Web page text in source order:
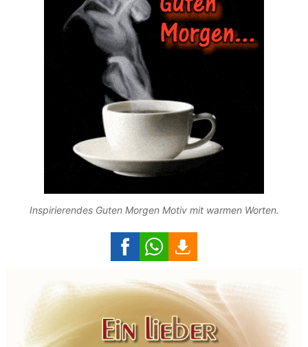
Inspirierendes Guten Morgen Motiv mit warmen Worten.